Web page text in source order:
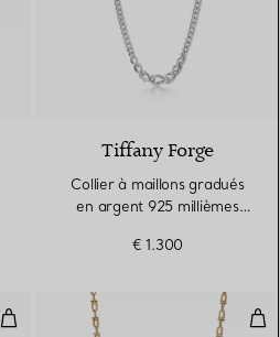
2 Matériaux
Tiffany Forge
Collier à maillons gradués
en argent 925 millièmes
€ 1.300
Sautoir à maillons en or jaune